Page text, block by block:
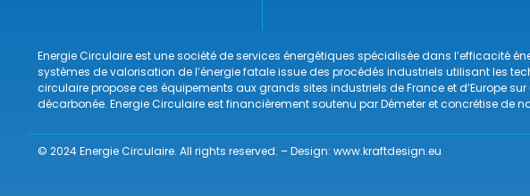
Energie Circulaire est une société de services énergétiques spécialisée dans l’efficacité
systèmes de valorisation de l’énergie fatale issue des procédés industriels utilisant les
circulaire propose ces équipements aux grands sites industriels de France et d’Europe
décarbonée. Energie Circulaire est financièrement soutenu par Démeter et concrétise de
© 2024 Energie Circulaire. All rights reserved. – Design: www.kraftdesign.eu